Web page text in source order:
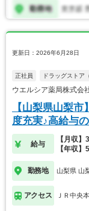
更新日：2026年6月28日
正社員 ドラッグストア
ウエルシア薬局株式会
【山梨県山梨
度充実♪高給与
給与
【月収
【年収
勤務地 山梨県 山
アクセス ＪＲ中央